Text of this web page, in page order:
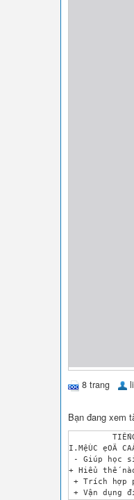
8 trang
Bạn đang xem
I.MệÙC ẹOÄ
- Giúp học
+ Hiểu thế
+ Trích hợp
+ Vận dụng